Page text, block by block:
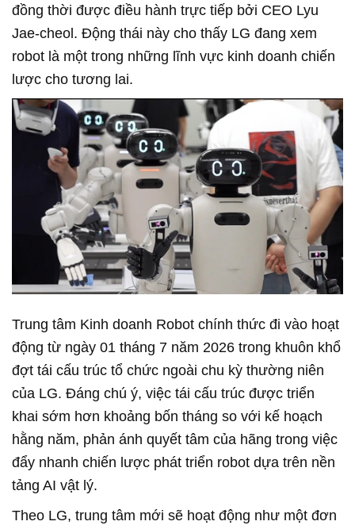
đồng thời được điều hành trực tiếp bởi CEO Lyu
Jae-cheol. Động thái này cho thấy LG đang xem
robot là một trong những lĩnh vực kinh doanh chiến
lược cho tương lai.
Trung tâm Kinh doanh Robot chính thức đi vào hoạt
động từ ngày 01 tháng 7 năm 2026 trong khuôn khổ
đợt tái cấu trúc tổ chức ngoài chu kỳ thường niên
của LG. Đáng chú ý, việc tái cấu trúc được triển
khai sớm hơn khoảng bốn tháng so với kế hoạch
hằng năm, phản ánh quyết tâm của hãng trong việc
đẩy nhanh chiến lược phát triển robot dựa trên nền
tảng AI vật lý.
Theo LG, trung tâm mới sẽ hoạt động như một đơn